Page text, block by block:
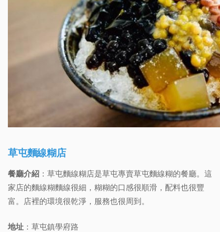
草屯麵線糊店
餐廳介紹 ：草屯麵線糊店是草屯專賣草屯麵線糊的餐廳。這
家店的麵線糊麵線很細，糊糊的口感很順滑，配料也很豐
富。店裡的環境很乾淨，服務也很周到。
地址 ：草屯鎮學府路